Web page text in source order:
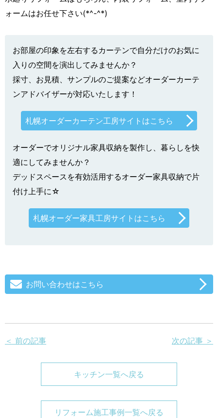
ォームはお任せ下さい(*^-^*)
お部屋の印象を左右するカーテンで自分だけのお気に
入りの空間を演出してみませんか？
採寸、お見積、サンプルのご提案などオーダーカーテ
ンアドバイザーが対応いたします！
札幌オーダーカーテン工房サイトはこちら
オーダーでオリジナル家具収納を製作し、暮らしを快
適にしてみませんか？
デッドスペースを有効活用するオーダー家具収納で片
付け上手に☆
札幌オーダー家具工房サイトはこちら
お問い合わせはこちら
＜ 前の記事 次の記事 ＞
キッチン一覧へ戻る
リフォーム施工事例一覧へ戻る